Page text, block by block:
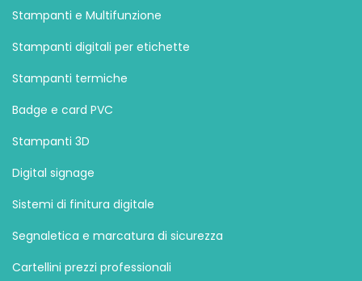
Stampanti e Multifunzione
Stampanti digitali per etichette
Stampanti termiche
Badge e card PVC
Stampanti 3D
Digital signage
Sistemi di finitura digitale
Segnaletica e marcatura di sicurezza
Cartellini prezzi professionali